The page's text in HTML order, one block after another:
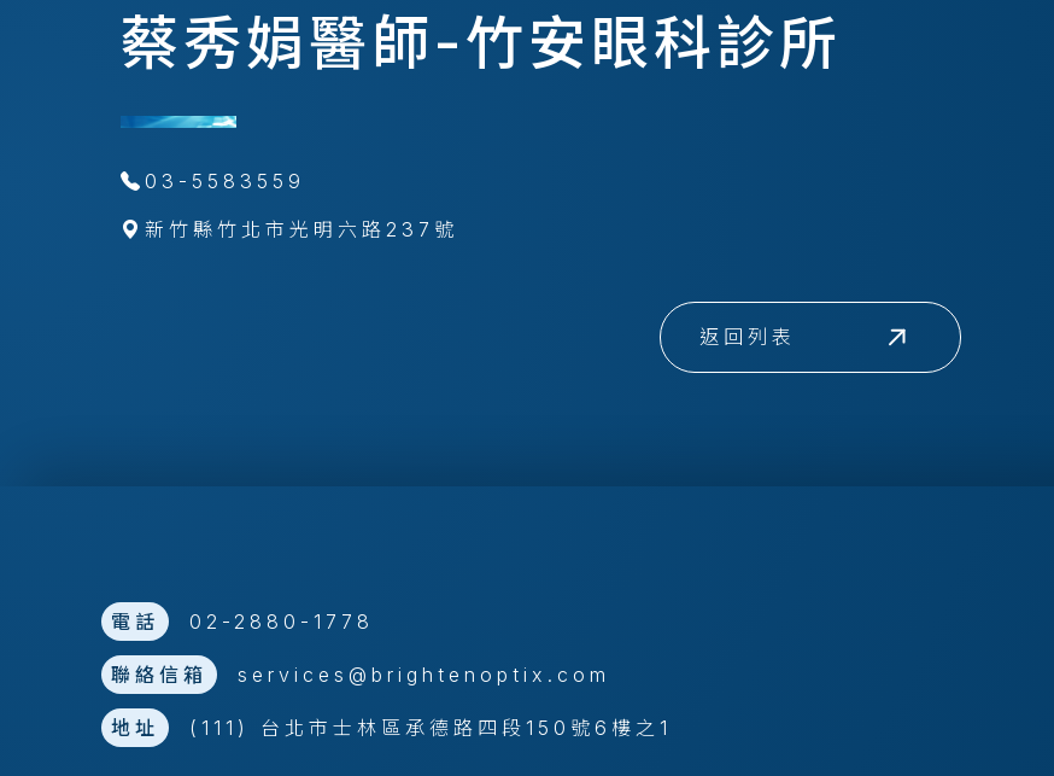
蔡秀娟醫師-竹安眼科診所
03-5583559
新竹縣竹北市光明六路237號
返回列表
電話 02-2880-1778
聯絡信箱 services@brightenoptix.com
地址 (111) 台北市士林區承德路四段150號6樓之1